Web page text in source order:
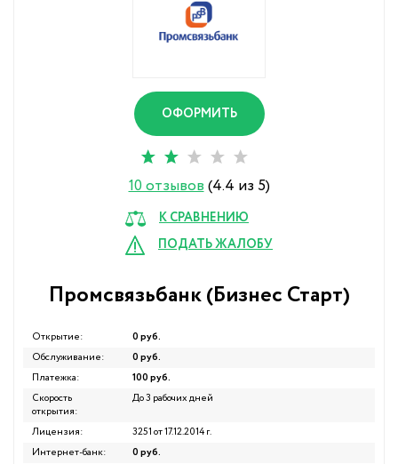
ОФОРМИТЬ
10 отзывов(4.4 из 5)
К СРАВНЕНИЮ
ПОДАТЬ ЖАЛОБУ
Промсвязьбанк (Бизнес Старт)
Открытие:
0 руб.
Обслуживание:
0 руб.
Платежка:
100 руб.
Скорость
открытия:
До 3 рабочих дней
Лицензия:
3251 от 17.12.2014 г.
Интернет-банк:
0 руб.